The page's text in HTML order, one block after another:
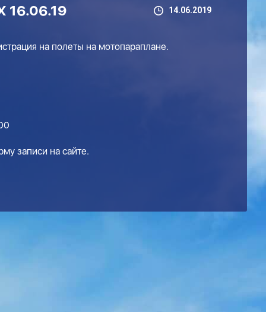
14.06.2019
на полеты на мотопараплане.
записи на сайте.